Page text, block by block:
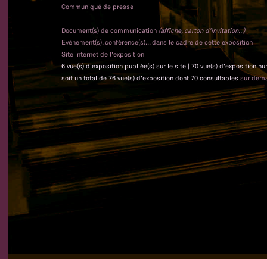
Communiqué de presse
Document(s) de communication (affiche, carton d'invitation...)
Evénement(s), conférence(s)... dans le cadre de cette exposition
Site internet de l'exposition
6 vue(s) d'exposition publiée(s) sur le site | 70 vue(s) d'exposition
soit un total de 76 vue(s) d'exposition dont 70 consultables sur